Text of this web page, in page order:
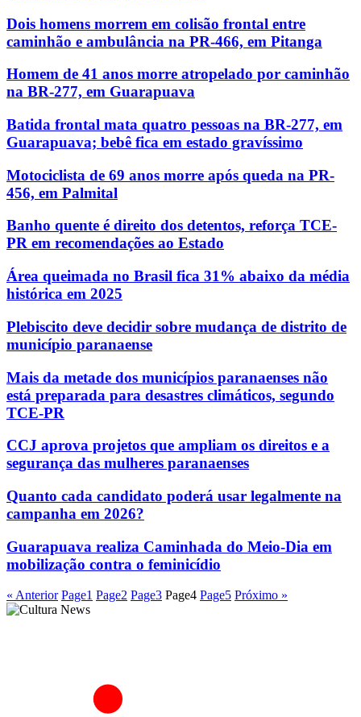
Dois homens morrem em colisão frontal entre
caminhão e ambulância na PR-466, em Pitanga
Homem de 41 anos morre atropelado por caminhão
na BR-277, em Guarapuava
Batida frontal mata quatro pessoas na BR-277, em
Guarapuava; bebê fica em estado gravíssimo
Motociclista de 69 anos morre após queda na PR-
456, em Palmital
Banho quente é direito dos detentos, reforça TCE-
PR em recomendações ao Estado
Área queimada no Brasil fica 31% abaixo da média
histórica em 2025
Plebiscito deve decidir sobre mudança de distrito de
município paranaense
Mais da metade dos municípios paranaenses não
está preparada para desastres climáticos, segundo
TCE-PR
CCJ aprova projetos que ampliam os direitos e a
segurança das mulheres paranaenses
Quanto cada candidato poderá usar legalmente na
campanha em 2026?
Guarapuava realiza Caminhada do Meio-Dia em
mobilização contra o feminicídio
« Anterior Page1 Page2 Page3 Page4 Page5 Próximo »